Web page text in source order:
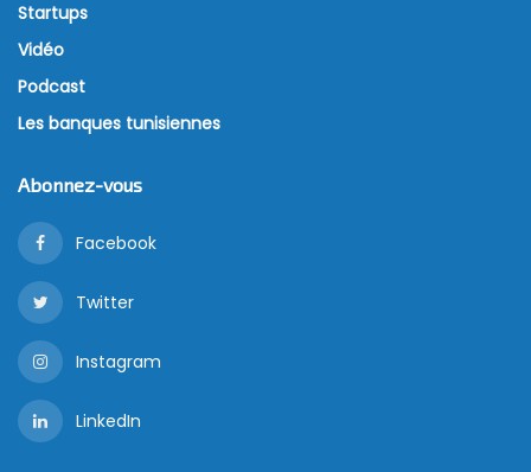
Startups
Vidéo
Podcast
Les banques tunisiennes
Abonnez-vous
Facebook
Twitter
Instagram
LinkedIn